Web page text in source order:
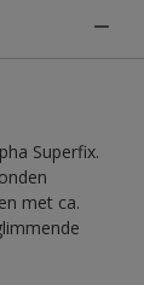
Superfix.
met ca.